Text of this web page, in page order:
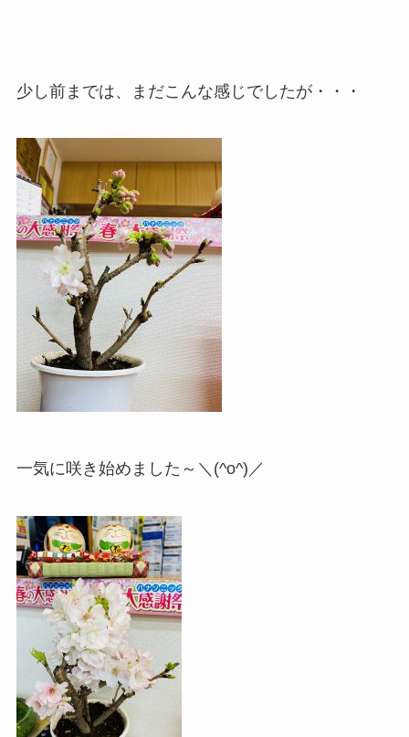
少し前までは、まだこんな感じでしたが・・・
一気に咲き始めました～＼(^o^)／